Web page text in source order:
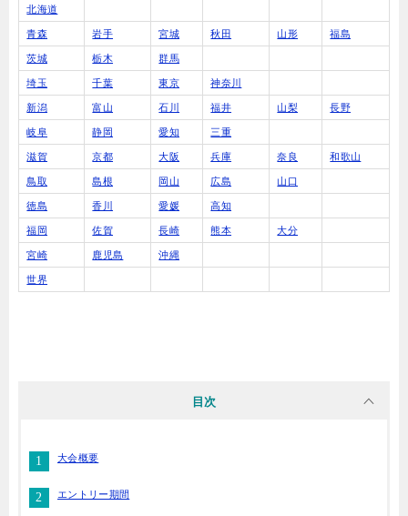
北海道
青森 岩手 宮城 秋田 山形 福島
茨城 栃木 群馬
埼玉 千葉 東京 神奈川
新潟 富山 石川 福井 山梨 長野
岐阜 静岡 愛知 三重
滋賀 京都 大阪 兵庫 奈良 和歌山
鳥取 島根 岡山 広島 山口
徳島 香川 愛媛 高知
福岡 佐賀 長崎 熊本 大分
宮崎 鹿児島 沖縄
世界
目次
大会概要
エントリー期間